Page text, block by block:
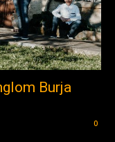
Burja
0